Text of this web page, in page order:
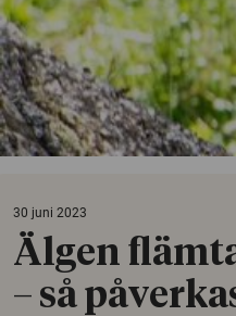
30 juni 2023
Älgen
– så